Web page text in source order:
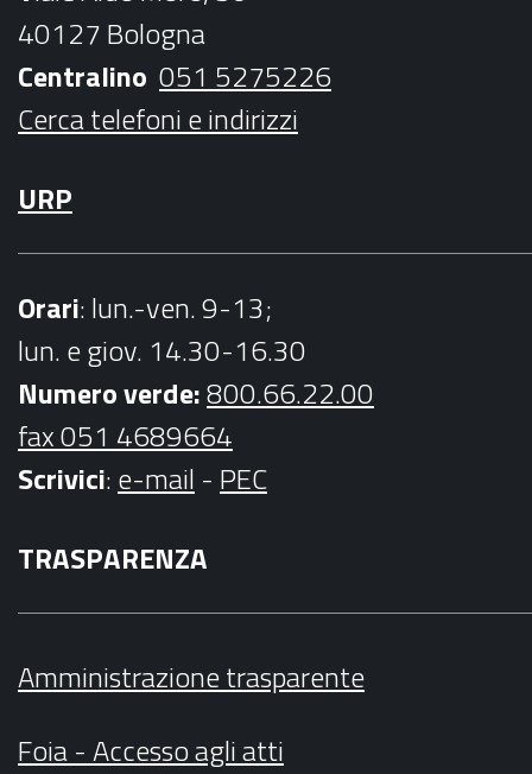
k
a
m
e
40127 Bologna
Centralino 051 5275226
Cerca telefoni e indirizzi
URP
Orari: lun.-ven. 9-13;
lun. e giov. 14.30-16.30
Numero verde:800.66.22.00
fax 051 4689664
Scrivici:e-mail - PEC
TRASPARENZA
Amministrazione trasparente
Foia - Accesso agli atti